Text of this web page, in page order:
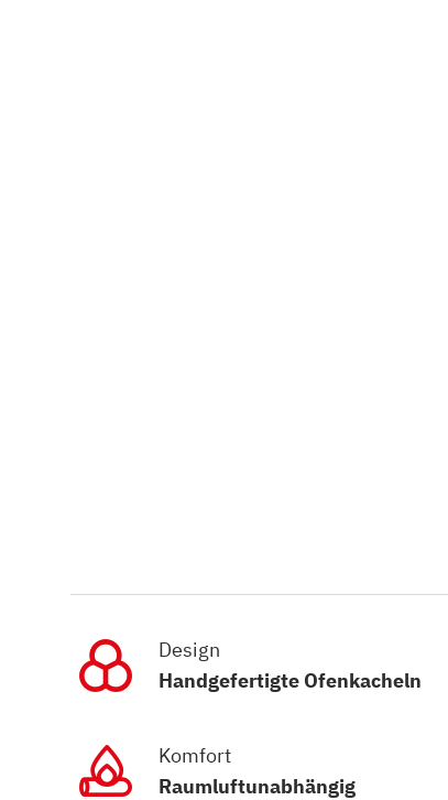
Design
Handgefertigte Ofenkacheln
Komfort
Raumluftunabhängig